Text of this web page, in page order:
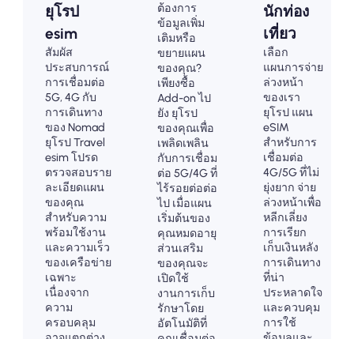
ยุโรป
esim
สัมผัส
ประสบการณ์
การเชื่อมต่อ
5G, 4G กับ
การเดินทาง
ของ Nomad
ยุโรป Travel
esim โปรด
ตรวจสอบราย
ละเอียดแผน
ของคุณ
สำหรับความ
พร้อมใช้งาน
และความเร็ว
ของเครือข่าย
เฉพาะ
เนื่องจาก
ความ
ครอบคลุม
ต้องการ
ข้อมูลเพิ่ม
เติมหรือ
ขยายแผน
ของคุณ?
เพียงซื้อ
Add-on ไป
ยัง ยุโรป
ของคุณเพื่อ
เพลิดเพลิน
กับการเชื่อม
ต่อ 5G/4G ที่
ไร้รอยต่อต่อ
ไป เมื่อแผน
เริ่มต้นของ
คุณหมดอายุ
ส่วนเสริม
ของคุณจะ
เปิดใช้
งานการเก็บ
รักษาโดย
อัตโนมัติที่
นักท่อง
เที่ยว
เลือก
แผนการจ่าย
ล่วงหน้า
ของเรา
ยุโรป แผน
eSIM
สำหรับการ
เชื่อมต่อ
4G/5G ที่ไม่
ยุ่งยาก จ่าย
ล่วงหน้าเพื่อ
หลีกเลี่ยง
การเรียก
เก็บเงินหลัง
การเดินทาง
ที่น่า
ประหลาดใจ
และควบคุม
การใช้